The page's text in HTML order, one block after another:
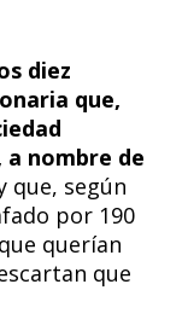
diez
que,
a nombre de
que, según
por 190
querían
que